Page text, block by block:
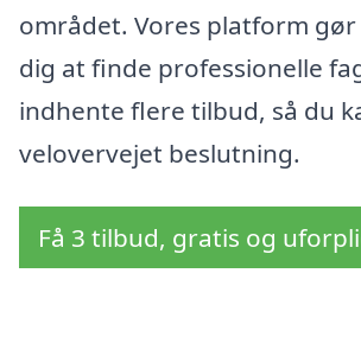
området. Vores platform
dig at finde professionelle
indhente flere tilbud, så du
velovervejet beslutning.
Få 3 tilbud, gratis og